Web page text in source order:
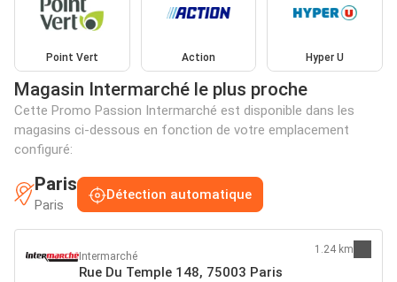
Point Vert Action Hyper U
Magasin Intermarché le plus proche
Cette Promo Passion Intermarché est disponible dans les
magasins ci-dessous en fonction de votre emplacement
configuré:
Paris
Paris
Détection automatique
Intermarché
Rue Du Temple 148, 75003 Paris
1.24 km